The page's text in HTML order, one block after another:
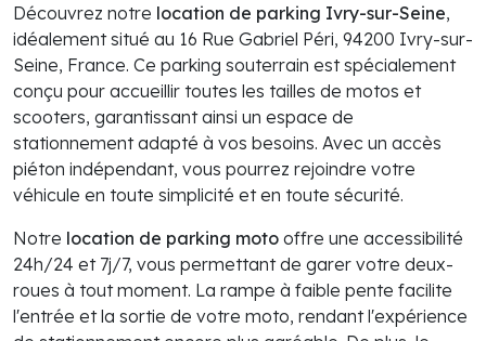
Découvrez notre location de parking Ivry-sur-Seine,
idéalement situé au 16 Rue Gabriel Péri, 94200 Ivry-sur-
Seine, France. Ce parking souterrain est spécialement
conçu pour accueillir toutes les tailles de motos et
scooters, garantissant ainsi un espace de
stationnement adapté à vos besoins. Avec un accès
piéton indépendant, vous pourrez rejoindre votre
véhicule en toute simplicité et en toute sécurité.
Notre location de parking moto offre une accessibilité
24h/24 et 7j/7, vous permettant de garer votre deux-
roues à tout moment. La rampe à faible pente facilite
l'entrée et la sortie de votre moto, rendant l'expérience